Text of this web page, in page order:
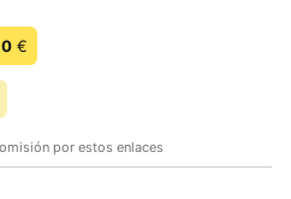
€
por estos enlaces